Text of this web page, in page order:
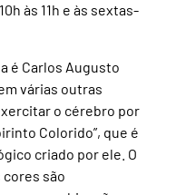
às 11h e às sextas-
é Carlos Augusto
várias outras
o cérebro por
Colorido”, que é
criado por ele. O
cores são